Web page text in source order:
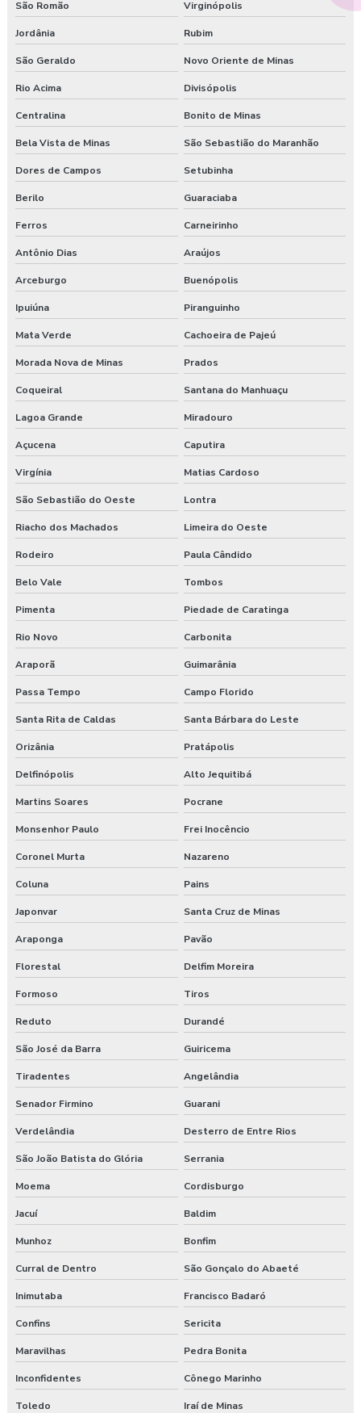
São Romão Virginópolis
Jordânia Rubim
São Geraldo Novo Oriente de Minas
Rio Acima Divisópolis
Centralina Bonito de Minas
Bela Vista de Minas São Sebastião do Maranhão
Dores de Campos Setubinha
Berilo Guaraciaba
Ferros Carneirinho
Antônio Dias Araújos
Arceburgo Buenópolis
Ipuiúna Piranguinho
Mata Verde Cachoeira de Pajeú
Morada Nova de Minas Prados
Coqueiral Santana do Manhuaçu
Lagoa Grande Miradouro
Açucena Caputira
Virgínia Matias Cardoso
São Sebastião do Oeste Lontra
Riacho dos Machados Limeira do Oeste
Rodeiro Paula Cândido
Belo Vale Tombos
Pimenta Piedade de Caratinga
Rio Novo Carbonita
Araporã Guimarânia
Passa Tempo Campo Florido
Santa Rita de Caldas Santa Bárbara do Leste
Orizânia Pratápolis
Delfinópolis Alto Jequitibá
Martins Soares Pocrane
Monsenhor Paulo Frei Inocêncio
Coronel Murta Nazareno
Coluna Pains
Japonvar Santa Cruz de Minas
Araponga Pavão
Florestal Delfim Moreira
Formoso Tiros
Reduto Durandé
São José da Barra Guiricema
Tiradentes Angelândia
Senador Firmino Guarani
Verdelândia Desterro de Entre Rios
São João Batista do Glória Serrania
Moema Cordisburgo
Jacuí Baldim
Munhoz Bonfim
Curral de Dentro São Gonçalo do Abaeté
Inimutaba Francisco Badaró
Confins Sericita
Maravilhas Pedra Bonita
Inconfidentes Cônego Marinho
Toledo Iraí de Minas